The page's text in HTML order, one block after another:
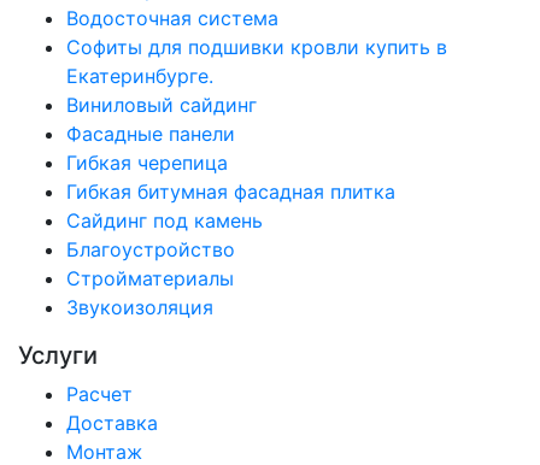
Водосточная система
Софиты для подшивки кровли купить в
Екатеринбурге.
Виниловый сайдинг
Фасадные панели
Гибкая черепица
Гибкая битумная фасадная плитка
Сайдинг под камень
Благоустройство
Стройматериалы
Звукоизоляция
Услуги
Расчет
Доставка
Монтаж